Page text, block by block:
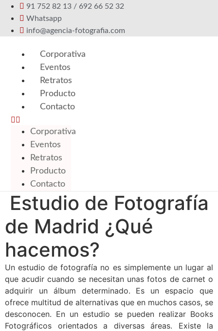
contenido
91 752 82 13 / 692 66 52 32
Whatsapp
info@agencia-fotografia.com
Corporativa
Eventos
Retratos
Producto
Contacto
Corporativa
Eventos
Retratos
Producto
Contacto
Estudio de Fotografía
de Madrid ¿Qué
hacemos?
Un estudio de fotografía no es simplemente un lugar al
que acudir cuando se necesitan unas fotos de carnet o
adquirir un álbum determinado. Es un espacio que
ofrece multitud de alternativas que en muchos casos, se
desconocen. En un estudio se pueden realizar Books
Fotográficos orientados a diversas áreas. Existe la